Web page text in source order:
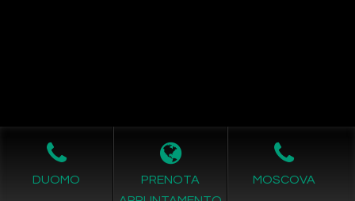
Leggi L'informativa privacy-Richiesta Cancellazione Dati
DUOMO
PRENOTA
MOSCOVA